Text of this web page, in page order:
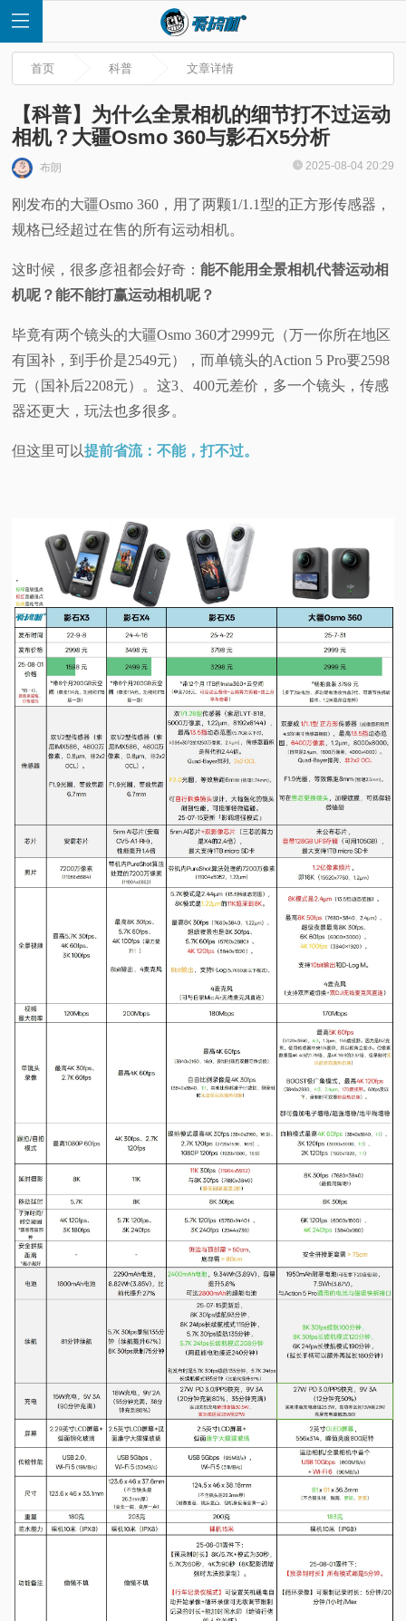
首
页
讯
评
测
体
验
专
首页 科普 文章详情
【科普】为什么全景相机的细节打不过运动
相机？大疆Osmo 360与影石X5分析
布朗 2025-08-04 20:29
刚发布的大疆Osmo 360，用了两颗1/1.1型的正方形传感器，
规格已经超过在售的所有运动相机。
这时候，很多彦祖都会好奇：能不能用全景相机代替运动相
机呢？能不能打赢运动相机呢？
毕竟有两个镜头的大疆Osmo 360才2999元（万一你所在地区
有国补，到手价是2549元），而单镜头的Action 5 Pro要2598
元（国补后2208元）。这3、400元差价，多一个镜头，传感
器还更大，玩法也多很多。
但这里可以提前省流：不能，打不过。